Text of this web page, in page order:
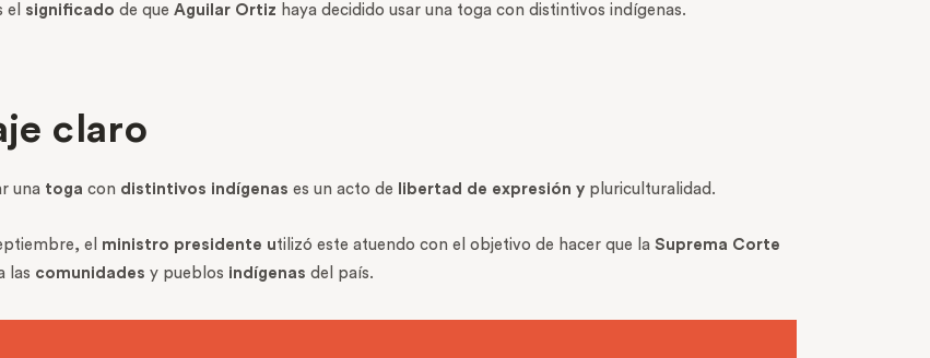
el significado de que Aguilar Ortiz haya decidido usar una toga con distintivos indígenas.
claro
una toga con distintivos indígenas es un acto de libertad de expresión y pluriculturalidad.
el ministro presidente utilizó este atuendo con el objetivo de hacer que la Suprema Corte
las comunidades y pueblos indígenas del país.